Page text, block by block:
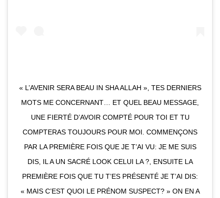
« L’AVENIR SERA BEAU IN SHA ALLAH », TES DERNIERS
MOTS ME CONCERNANT… ET QUEL BEAU MESSAGE,
UNE FIERTÉ D’AVOIR COMPTÉ POUR TOI ET TU
COMPTERAS TOUJOURS POUR MOI. COMMENÇONS
PAR LA PREMIÈRE FOIS QUE JE T’AI VU: JE ME SUIS
DIS, IL A UN SACRÉ LOOK CELUI LA ?, ENSUITE LA
PREMIÈRE FOIS QUE TU T’ES PRÉSENTÉ JE T’AI DIS:
« MAIS C’EST QUOI LE PRÉNOM SUSPECT? » ON EN A